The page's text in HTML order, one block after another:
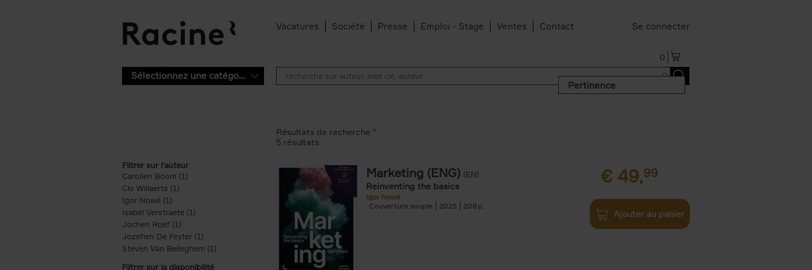
Vacatures Société Presse Emploi - Stage Ventes Contact Se connecter
0
Sélectionnez une catégorie
Pertinence
Filtrer sur l'auteur
Carolien Boom (1)
Clo Willaerts (1)
Igor Nowé (1)
Isabel Verstraete (1) Apply Isabel Verstraete filter
Jochen Roef (1)
Jozefien De Feyter (1) Apply Jozefien De Feyter filter
Steven Van Belleghem (1) Apply Steven Van Belleghem filter
Filtrer sur la disponibilité
Résultats de recherche ''
5 résultats
Marketing (ENG) (EN)
Reinventing the basics
Igor Nowé
Couverture souple
2025 208
€ 49,99
Ajouter au panier